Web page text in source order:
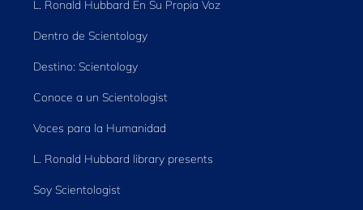
L. Ronald Hubbard En Su Propia Voz
Dentro de Scientology
Destino: Scientology
Conoce a un Scientologist
Voces para la Humanidad
L. Ronald Hubbard library presents
Soy Scientologist